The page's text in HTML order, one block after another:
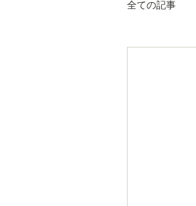
全ての記事